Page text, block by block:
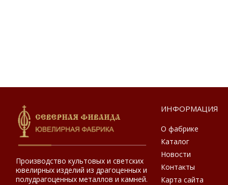
Производство культовых и светских
ювелирных изделий из драгоценных и
полудрагоценных металлов и камней.
ИНФОРМАЦИЯ
О фабрике
Каталог
Новости
Контакты
Карта сайта